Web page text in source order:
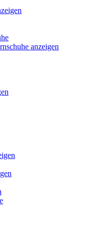
anzeigen